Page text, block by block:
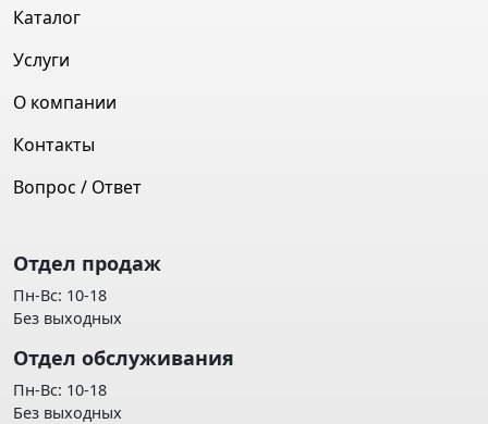
Каталог
Услуги
О компании
Контакты
Вопрос / Ответ
Отдел продаж
Пн-Вс: 10-18
Без выходных
Отдел обслуживания
Пн-Вс: 10-18
Без выходных